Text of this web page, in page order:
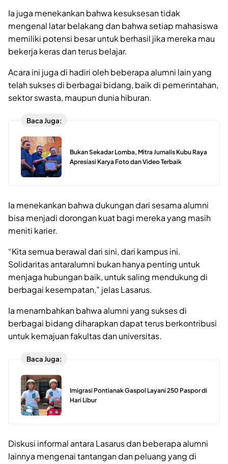
Ia juga menekankan bahwa kesuksesan tidak
mengenal latar belakang dan bahwa setiap mahasiswa
memiliki potensi besar untuk berhasil jika mereka mau
bekerja keras dan terus belajar.
Acara ini juga di hadiri oleh beberapa alumni lain yang
telah sukses di berbagai bidang, baik di pemerintahan,
sektor swasta, maupun dunia hiburan.
Baca Juga:
Bukan Sekadar Lomba, Mitra Jurnalis Kubu Raya
Apresiasi Karya Foto dan Video Terbaik
Ia menekankan bahwa dukungan dari sesama alumni
bisa menjadi dorongan kuat bagi mereka yang masih
meniti karier.
“Kita semua berawal dari sini, dari kampus ini.
Solidaritas antaralumni bukan hanya penting untuk
menjaga hubungan baik, untuk saling mendukung di
berbagai kesempatan,” jelas Lasarus.
Ia menambahkan bahwa alumni yang sukses di
berbagai bidang diharapkan dapat terus berkontribusi
untuk kemajuan fakultas dan universitas.
Baca Juga:
Imigrasi Pontianak Gaspol Layani 250 Paspor di
Hari Libur
Diskusi informal antara Lasarus dan beberapa alumni
lainnya mengenai tantangan dan peluang yang di